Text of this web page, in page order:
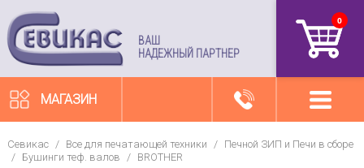
ВАШ
НАДЕЖНЫЙ ПАРТНЕР
0
МАГАЗИН
Севикас / Все для печатающей техники /
Печной ЗИП и Печи в сборе
/
Бушинги теф. валов / BROTHER